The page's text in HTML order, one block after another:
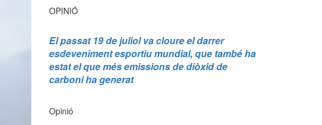
OPINIÓ
El passat 19 de juliol va cloure el darrer
esdeveniment esportiu mundial, que també ha
estat el que més emissions de diòxid de
carboni ha generat
Opinió